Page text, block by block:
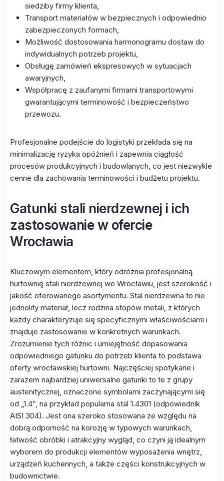
siedziby firmy klienta,
Transport materiałów w bezpiecznych i odpowiednio
zabezpieczonych formach,
Możliwość dostosowania harmonogramu dostaw do
indywidualnych potrzeb projektu,
Obsługę zamówień ekspresowych w sytuacjach
awaryjnych,
Współpracę z zaufanymi firmami transportowymi
gwarantującymi terminowość i bezpieczeństwo
przewozu.
Profesjonalne podejście do logistyki przekłada się na
minimalizację ryzyka opóźnień i zapewnia ciągłość
procesów produkcyjnych i budowlanych, co jest niezwykle
cenne dla zachowania terminowości i budżetu projektu.
Gatunki stali nierdzewnej i ich
zastosowanie w ofercie
Wrocławia
Kluczowym elementem, który odróżnia profesjonalną
hurtownię stali nierdzewnej we Wrocławiu, jest szerokość i
jakość oferowanego asortymentu. Stal nierdzewna to nie
jednolity materiał, lecz rodzina stopów metali, z których
każdy charakteryzuje się specyficznymi właściwościami i
znajduje zastosowanie w konkretnych warunkach.
Zrozumienie tych różnic i umiejętność dopasowania
odpowiedniego gatunku do potrzeb klienta to podstawa
oferty wrocławskiej hurtowni. Najczęściej spotykane i
zarazem najbardziej uniwersalne gatunki to te z grupy
austenitycznej, oznaczone symbolami zaczynającymi się
od „1.4”, na przykład popularna stal 1.4301 (odpowiednik
AISI 304). Jest ona szeroko stosowana ze względu na
dobrą odporność na korozję w typowych warunkach,
łatwość obróbki i atrakcyjny wygląd, co czyni ją idealnym
wyborem do produkcji elementów wyposażenia wnętrz,
urządzeń kuchennych, a także części konstrukcyjnych w
budownictwie.